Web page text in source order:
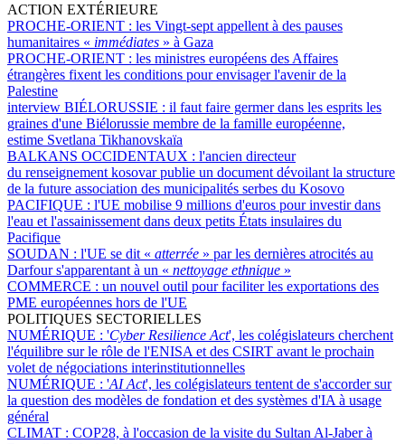
ACTION EXTÉRIEURE
PROCHE-ORIENT : les Vingt-sept appellent à des pauses
humanitaires « immédiates » à Gaza
PROCHE-ORIENT : les ministres européens des Affaires
étrangères fixent les conditions pour envisager l'avenir de la
Palestine
interview BIÉLORUSSIE : il faut faire germer dans les esprits les
graines d'une Biélorussie membre de la famille européenne,
estime Svetlana Tikhanovskaïa
BALKANS OCCIDENTAUX : l'ancien directeur
du renseignement kosovar publie un document dévoilant la structure
de la future association des municipalités serbes du Kosovo
PACIFIQUE : l'UE mobilise 9 millions d'euros pour investir dans
l'eau et l'assainissement dans deux petits États insulaires du
Pacifique
SOUDAN : l'UE se dit « atterrée » par les dernières atrocités au
Darfour s'apparentant à un « nettoyage ethnique »
COMMERCE : un nouvel outil pour faciliter les exportations des
PME européennes hors de l'UE
POLITIQUES SECTORIELLES
NUMÉRIQUE : 'Cyber Resilience Act', les colégislateurs cherchent
l'équilibre sur le rôle de l'ENISA et des CSIRT avant le prochain
volet de négociations interinstitutionnelles
NUMÉRIQUE : 'AI Act', les colégislateurs tentent de s'accorder sur
la question des modèles de fondation et des systèmes d'IA à usage
général
CLIMAT : COP28, à l'occasion de la visite du Sultan Al-Jaber à